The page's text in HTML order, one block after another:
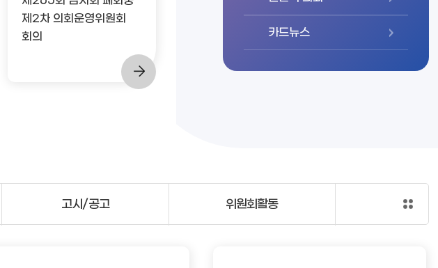
제2차 의회운영위원회
회의
카드뉴스
고시/공고 위원회활동